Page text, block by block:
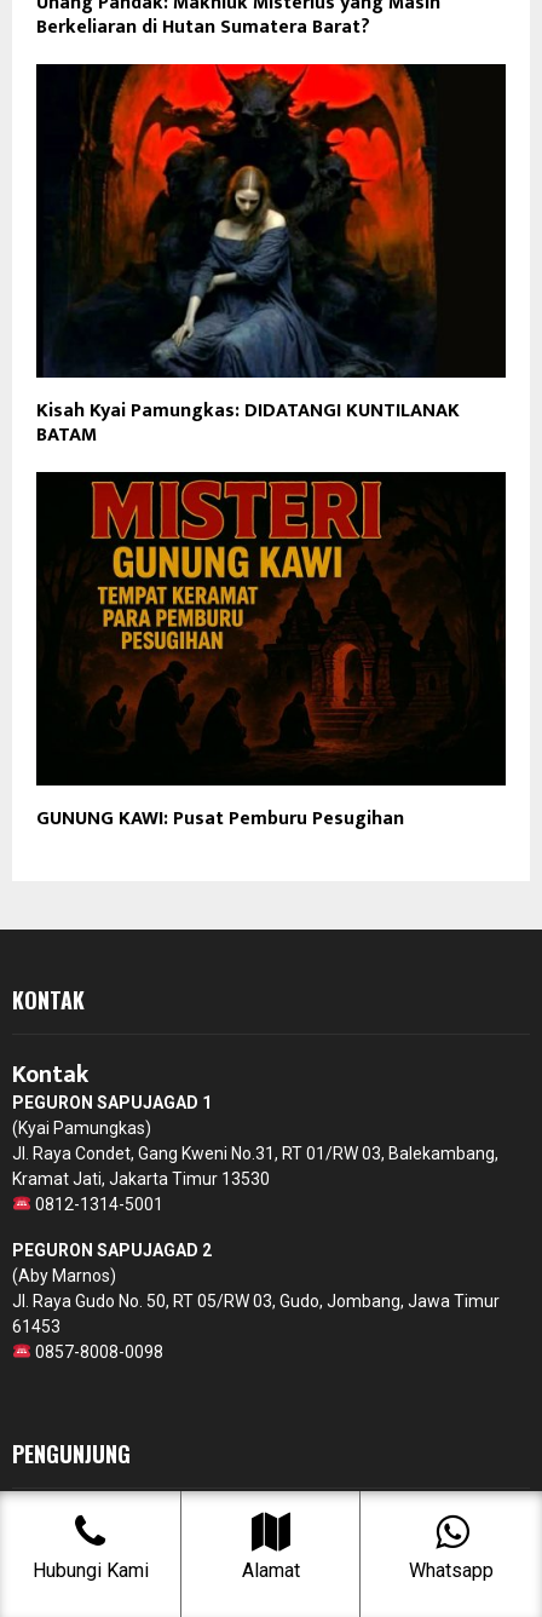
Berkeliaran di Hutan Sumatera Barat?
Kisah Kyai Pamungkas: DIDATANGI KUNTILANAK
BATAM
GUNUNG KAWI: Pusat Pemburu Pesugihan
KONTAK
Kontak
PEGURON SAPUJAGAD 1
(Kyai Pamungkas)
Jl. Raya Condet, Gang Kweni No.31, RT 01/RW 03, Balekambang,
Kramat Jati, Jakarta Timur 13530
0812-1314-5001
PEGURON SAPUJAGAD 2
(Aby Marnos)
Jl. Raya Gudo No. 50, RT 05/RW 03, Gudo, Jombang, Jawa Timur
61453
0857-8008-0098
PENGUNJUNG
Users Today : 276
Hubungi Kami Alamat Whatsapp